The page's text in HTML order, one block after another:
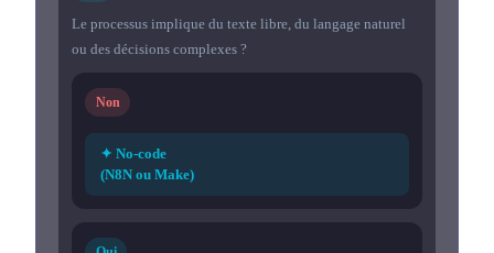
Le processus implique du texte libre, du langage naturel
ou des décisions complexes ?
Non
✦ No-code
(N8N ou Make)